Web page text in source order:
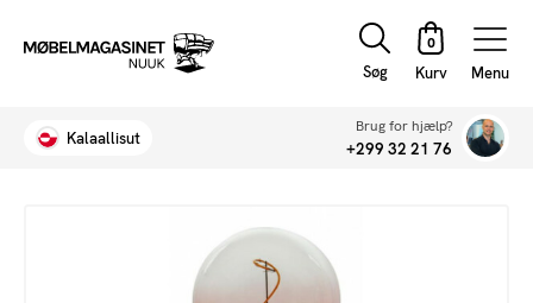
Søg Menu
Kalaallisut
Brug for hjælp?
+299 32 21 76